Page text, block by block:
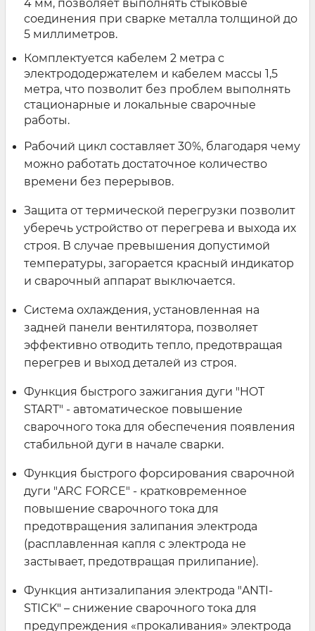
4 мм, позволяет выполнять стыковые
соединения при сварке металла толщиной до
5 миллиметров.
Комплектуется кабелем 2 метра с
электрододержателем и кабелем массы 1,5
метра, что позволит без проблем выполнять
стационарные и локальные сварочные
работы.
Рабочий цикл составляет 30%, благодаря чему
можно работать достаточное количество
времени без перерывов.
Защита от термической перегрузки позволит
уберечь устройство от перегрева и выхода их
строя. В случае превышения допустимой
температуры, загорается красный индикатор
и сварочный аппарат выключается.
Система охлаждения, установленная на
задней панели вентилятора, позволяет
эффективно отводить тепло, предотвращая
перегрев и выход деталей из строя.
Функция быстрого зажигания дуги "HOT
START" - автоматическое повышение
сварочного тока для обеспечения появления
стабильной дуги в начале сварки.
Функция быстрого форсирования сварочной
дуги "ARC FORCE" - кратковременное
повышение сварочного тока для
предотвращения залипания электрода
(расплавленная капля с электрода не
застывает, предотвращая прилипание).
Функция антизалипания электрода "ANTI-
STICK" – снижение сварочного тока для
предупреждения «прокаливания» электрода